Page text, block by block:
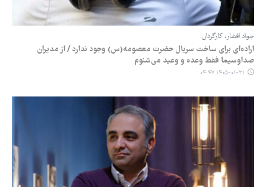
جواد افشار، کارگردان:
اراده‌ای برای ساخت سریال حضرت معصومه(س) وجود ندارد / از مدیران
صداوسیما فقط وعده و وعید می‌شنوم
۱۴۰۵-۰۱-۳۱ ۰۴:۴۷